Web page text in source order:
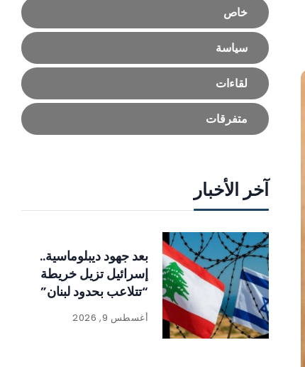
خاص
سياسة
لقاءات
متفرقات
آخر الأخبار
بعد جهود ديبلوماسية..
إسرائيل تزيل خريطة
“تتلاعب بحدود لبنان”
أغسطس 9, 2026